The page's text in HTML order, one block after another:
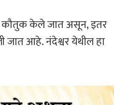
कौतुक केले जात असून, इतर
जात आहे. नंदेश्वर येथील हा